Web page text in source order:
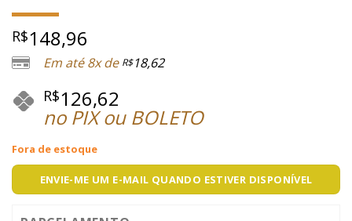
R$148,96
Em até 8x de R$18,62
R$126,62
no PIX ou BOLETO
Fora de estoque
ENVIE-ME UM E-MAIL QUANDO ESTIVER DISPONÍVEL